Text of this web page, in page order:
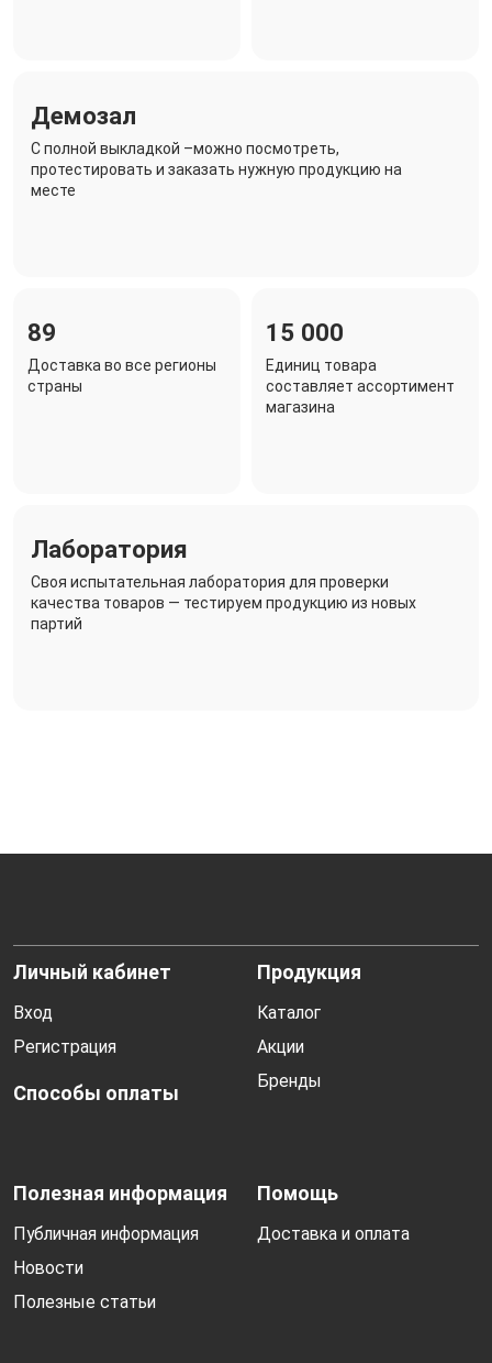
Демозал
C полной выкладкой –можно посмотреть,
протестировать и заказать нужную продукцию на
месте
89
Доставка во все регионы
страны
15 000
Единиц товара
составляет ассортимент
магазина
Лаборатория
Своя испытательная лаборатория для проверки
качества товаров — тестируем продукцию из новых
партий
Личный кабинет
Вход
Регистрация
Способы оплаты
Продукция
Каталог
Акции
Бренды
Полезная информация
Публичная информация
Новости
Полезные статьи
Помощь
Доставка и оплата